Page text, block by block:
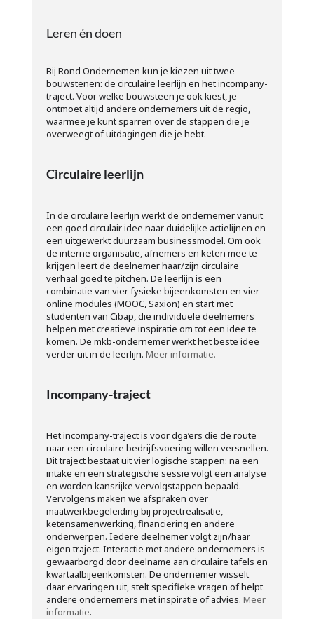
Leren én doen
Bij Rond Ondernemen kun je kiezen uit twee
bouwstenen: de circulaire leerlijn en het incompany-
traject. Voor welke bouwsteen je ook kiest, je
ontmoet altijd andere ondernemers uit de regio,
waarmee je kunt sparren over de stappen die je
overweegt of uitdagingen die je hebt.
Circulaire leerlijn
In de circulaire leerlijn werkt de ondernemer vanuit
een goed circulair idee naar duidelijke actielijnen en
een uitgewerkt duurzaam businessmodel. Om ook
de interne organisatie, afnemers en keten mee te
krijgen leert de deelnemer haar/zijn circulaire
verhaal goed te pitchen. De leerlijn is een
combinatie van vier fysieke bijeenkomsten en vier
online modules (MOOC, Saxion) en start met
studenten van Cibap, die individuele deelnemers
helpen met creatieve inspiratie om tot een idee te
komen. De mkb-ondernemer werkt het beste idee
verder uit in de leerlijn. Meer informatie.
Incompany-traject
Het incompany-traject is voor dga’ers die de route
naar een circulaire bedrijfsvoering willen versnellen.
Dit traject bestaat uit vier logische stappen: na een
intake en een strategische sessie volgt een analyse
en worden kansrijke vervolgstappen bepaald.
Vervolgens maken we afspraken over
maatwerkbegeleiding bij projectrealisatie,
ketensamenwerking, financiering en andere
onderwerpen. Iedere deelnemer volgt zijn/haar
eigen traject. Interactie met andere ondernemers is
gewaarborgd door deelname aan circulaire tafels en
kwartaalbijeenkomsten. De ondernemer wisselt
daar ervaringen uit, stelt specifieke vragen of helpt
andere ondernemers met inspiratie of advies. Meer
informatie.